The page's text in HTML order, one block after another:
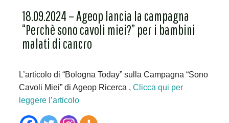
18.09.2024 – Ageop lancia la campagna
“Perchè sono cavoli miei?” per i bambini
malati di cancro
L’articolo di “Bologna Today” sulla Campagna “Sono
Cavoli Miei” di Ageop Ricerca , Clicca qui per
leggere l’articolo